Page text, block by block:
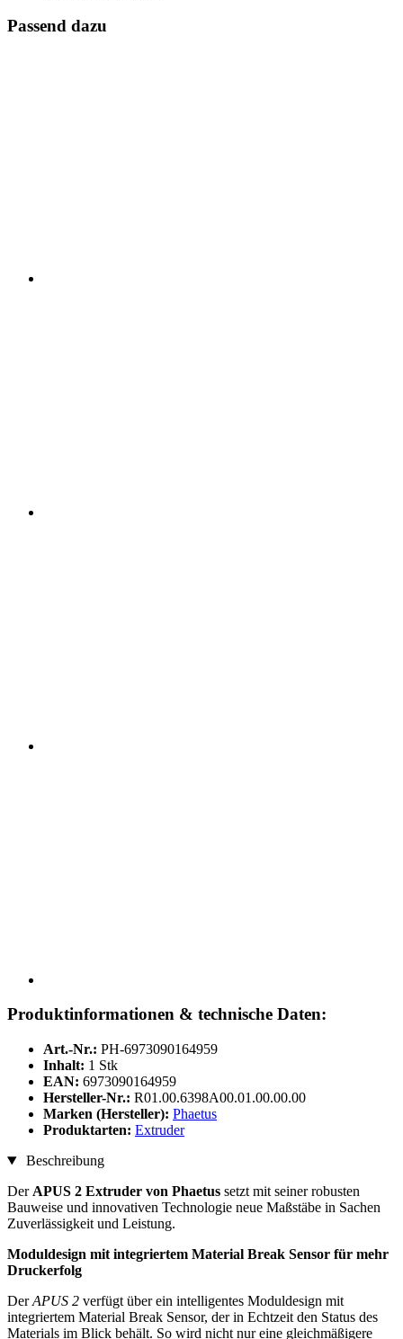
Passend dazu
Produktinformationen & technische Daten:
Art.-Nr.: PH-6973090164959
Inhalt: 1 Stk
EAN: 6973090164959
Hersteller-Nr.: R01.00.6398A00.01.00.00.00
Marken (Hersteller): Phaetus
Produktarten: Extruder
Beschreibung
Der APUS 2 Extruder von Phaetus setzt mit seiner robusten
Bauweise und innovativen Technologie neue Maßstäbe in Sachen
Zuverlässigkeit und Leistung.
Moduldesign mit integriertem Material Break Sensor für mehr
Druckerfolg
DerAPUS 2 verfügt über ein intelligentes Moduldesign mit
integriertem Material Break Sensor, der in Echtzeit den Status des
Materials im Blick behält. So wird nicht nur eine gleichmäßigere